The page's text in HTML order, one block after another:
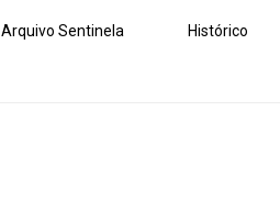
Arquivo Sentinela Histórico